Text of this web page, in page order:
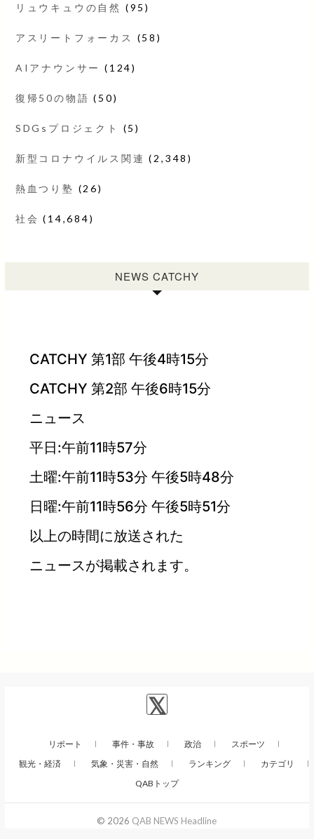
リュウキュウの自然 (95)
アスリートフォーカス (58)
AIアナウンサー (124)
復帰50の物語 (50)
SDGsプロジェクト (5)
新型コロナウイルス関連 (2,348)
熱血つり塾 (26)
社会 (14,684)
NEWS CATCHY
CATCHY 第1部 午後4時15分
CATCHY 第2部 午後6時15分
ニュース
平日:午前11時57分
土曜:午前11時53分 午後5時48分
日曜:午前11時56分 午後5時51分
以上の時間に放送された
ニュースが掲載されます。
リポート 事件・事故 政治
スポーツ
観光・経済
気象・災害・自然 ランキング
カテゴリ
QABトップ
© 2026 QAB NEWS Headline